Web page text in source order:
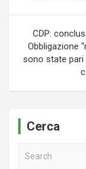
CDP:
Obbligazione
sono state pari
Cerca